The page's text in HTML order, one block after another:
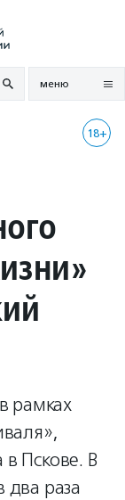
меню
18+
рамках
в Пскове. В
два раза